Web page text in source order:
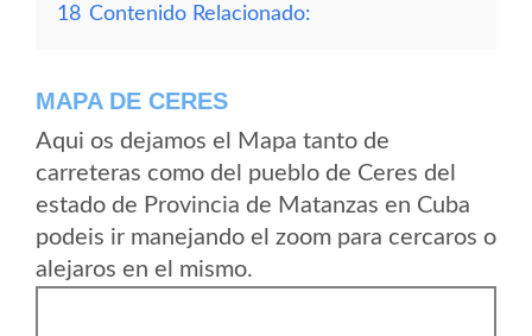
18 Contenido Relacionado:
MAPA DE CERES
Aqui os dejamos el Mapa tanto de
carreteras como del pueblo de Ceres del
estado de Provincia de Matanzas en Cuba
podeis ir manejando el zoom para cercaros o
alejaros en el mismo.